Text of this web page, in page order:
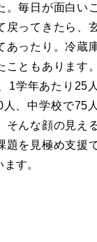
。毎日が面白い
戻ってきたら、
あったり。冷蔵
こともあります
1学年あたり25
、中学校で75
そんな顔の見え
題を見極め支援
す。